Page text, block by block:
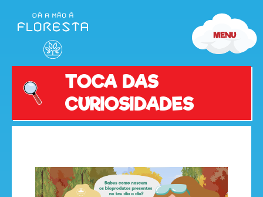
TOCA DAS
CURIOSIDADES